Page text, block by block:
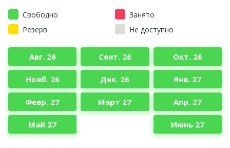
Свободно
Занято
Резерв
Не доступно
Авг. 26 Сент. 26 Окт. 26
Нояб. 26 Дек. 26 Янв. 27
Февр. 27 Март 27 Апр. 27
Май 27 Июнь 27